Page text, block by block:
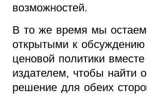
возможностей.
В то же время мы
открытыми к обсуждению
ценовой политики
издателем, чтобы найти
решение для обеих